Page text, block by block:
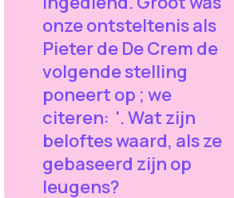
onze ontsteltenis als
Pieter de De Crem de
volgende stelling
poneert op ; we
citeren: '. Wat zijn
beloftes waard, als ze
gebaseerd zijn op
leugens?